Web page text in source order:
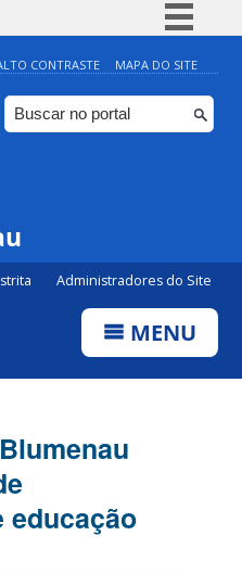
Simplifique!
Comunica BR
Participe
CONTRASTE MAPA DO SITE
Administradores do Site
MENU
educação